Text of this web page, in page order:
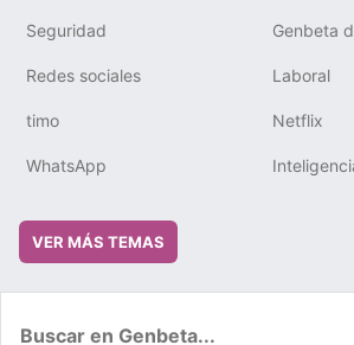
Seguridad Genbeta
Redes sociales Laboral
timo Netflix
WhatsApp
VER MÁS TEMAS